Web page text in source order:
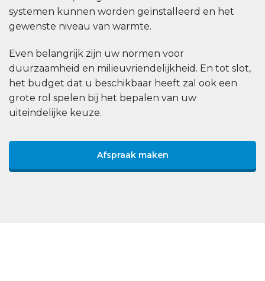
systemen kunnen worden geïnstalleerd en het
gewenste niveau van warmte.
Even belangrijk zijn uw normen voor
duurzaamheid en milieuvriendelijkheid. En tot slot,
het budget dat u beschikbaar heeft zal ook een
grote rol spelen bij het bepalen van uw
uiteindelijke keuze.
Afspraak maken